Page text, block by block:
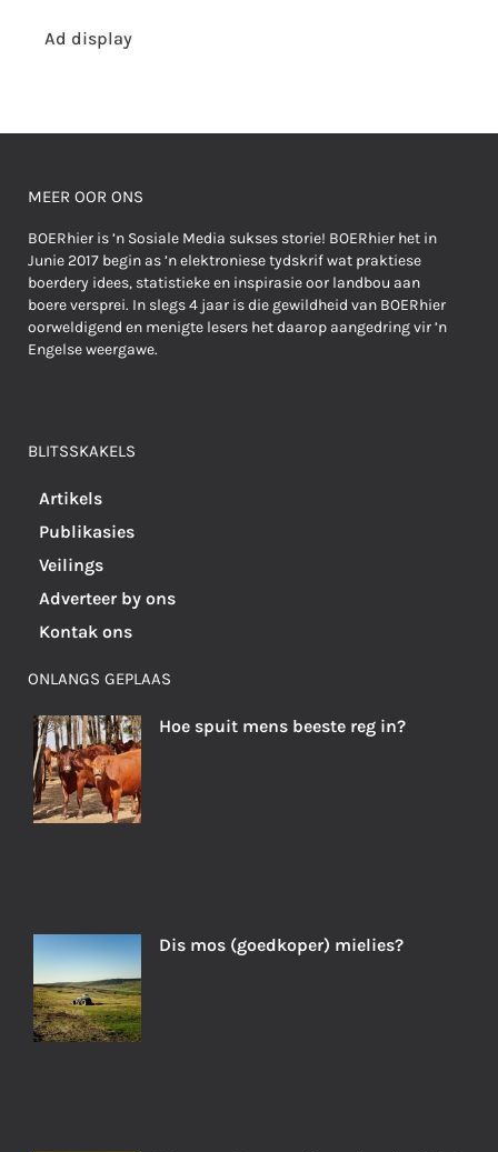
Ad display
MEER OOR ONS
BOERhier is ’n Sosiale Media sukses storie! BOERhier het in
Junie 2017 begin as ’n elektroniese tydskrif wat praktiese
boerdery idees, statistieke en inspirasie oor landbou aan
boere versprei. In slegs 4 jaar is die gewildheid van BOERhier
oorweldigend en menigte lesers het daarop aangedring vir ’n
Engelse weergawe.
BLITSSKAKELS
Artikels
Publikasies
Veilings
Adverteer by ons
Kontak ons
ONLANGS GEPLAAS
Hoe spuit mens beeste reg in?
Dis mos (goedkoper) mielies?